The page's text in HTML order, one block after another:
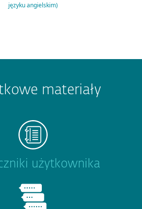
języku angielskim)
materiały
użytkownika